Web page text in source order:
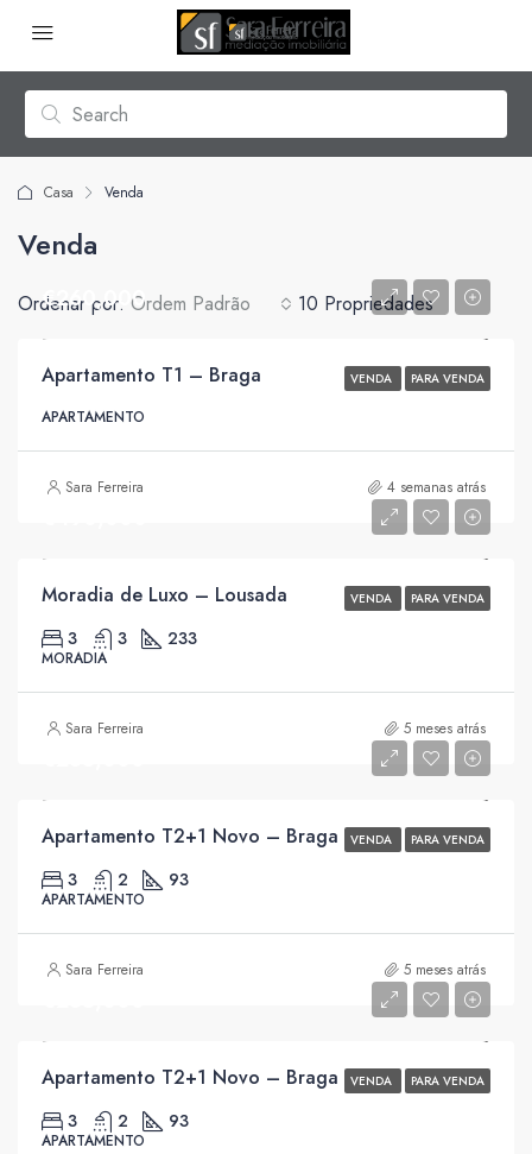
Casa Venda
Venda
10 Propriedades
Ordenar por: Ordem Padrão
VENDA PARA VENDA
€260,000
Apartamento T1 – Braga
APARTAMENTO
Sara Ferreira 4 semanas atrás
VENDA PARA VENDA
Moradia de Luxo – Lousada
3 3 233
MORADIA
Sara Ferreira 5 meses atrás
VENDA PARA VENDA
Apartamento T2+1 Novo – Braga
3 2 93
APARTAMENTO
Sara Ferreira 5 meses atrás
VENDA PARA VENDA
Apartamento T2+1 Novo – Braga
3 2 93
APARTAMENTO